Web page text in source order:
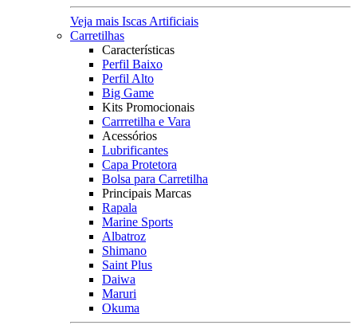
Veja mais Iscas Artificiais
Carretilhas
Características
Perfil Baixo
Perfil Alto
Big Game
Kits Promocionais
Carrretilha e Vara
Acessórios
Lubrificantes
Capa Protetora
Bolsa para Carretilha
Principais Marcas
Rapala
Marine Sports
Albatroz
Shimano
Saint Plus
Daiwa
Maruri
Okuma